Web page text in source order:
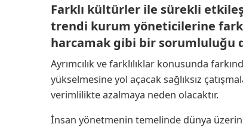
Farklı kültürler ile sürekli
trendi kurum yöneticilerine
harcamak gibi bir sorumluluğu
Ayrımcılık ve farklılıklar konusunda
yükselmesine yol açacak sağlıksız
verimlilikte azalmaya neden olacaktır.
İnsan yönetmenin temelinde dünya